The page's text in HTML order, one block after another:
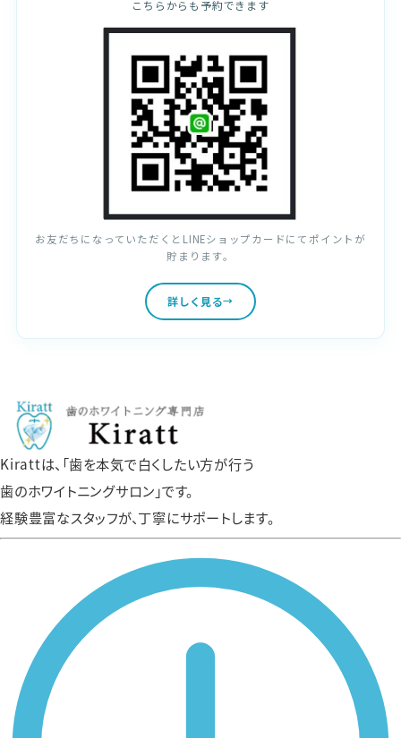
こちらからも予約できます
お友だちになっていただくとLINEショップカードにてポイントが
貯まります。
詳しく見る
Kirattは、「歯を本気で白くしたい方が行う
歯のホワイトニングサロン」です。
経験豊富なスタッフが、丁寧にサポートします。